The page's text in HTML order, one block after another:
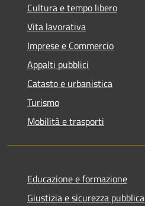
Cultura e tempo libero
Vita lavorativa
Imprese e Commercio
Appalti pubblici
Catasto e urbanistica
Turismo
Mobilità e trasporti
Educazione e formazione
Giustizia e sicurezza pubblica